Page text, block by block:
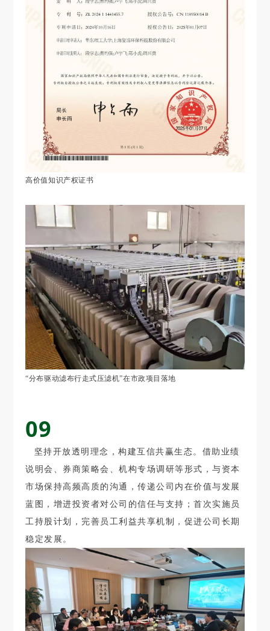
高价值知识产权证书
“分布驱动滤布行走式压滤机”在市政项目落地
09
坚持开放透明理念，构建互信共赢生态。借助业绩
说明会、券商策略会、机构专场调研等形式，与资本
市场保持高频高质的沟通，传递公司内在价值与发展
蓝图，增进投资者对公司的信任与支持；首次实施员
工持股计划，完善员工利益共享机制，促进公司长期
稳定发展。